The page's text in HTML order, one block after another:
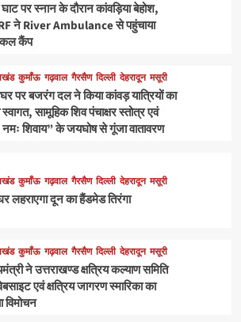
पर स्नान के दौरान कांवड़िया बेहोश,
ने River Ambulance से पहुंचाया
कैंप
कुमाँऊ गढ़वाल गैरसैण दिल्ली देहरादून मसूरी
पर बजरंग दल ने किया कांवड़ यात्रियों का
सामूहिक शिव पंचाक्षर स्तोत्र एवं
शिवाय” के जयघोष से गूंजा वातावरण
कुमाँऊ गढ़वाल गैरसैण दिल्ली देहरादून मसूरी
लहराएगा दून का हैंडमेड तिरंगा
कुमाँऊ गढ़वाल गैरसैण दिल्ली देहरादून मसूरी
ने उत्तराखण्ड क्षत्रिय कल्याण समिति
एवं क्षत्रिय जागरण स्मारिका का
विमोचन